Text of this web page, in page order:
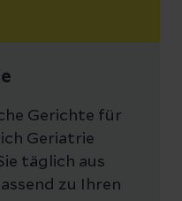
Gerichte für
Geriatrie
täglich aus
zu Ihren